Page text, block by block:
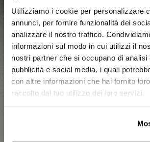
Utilizziamo i cookie per personalizzare
annunci, per fornire funzionalità dei
analizzare il nostro traffico.
informazioni sul modo in cui utilizzi il
nostri partner che si occupano di analisi
pubblicità e social media, i quali
con altre informazioni che hai fornito
raccolto dal tuo utilizzo dei loro servizi.
Proyectista/Arquitecto
Privado
Distribuidor